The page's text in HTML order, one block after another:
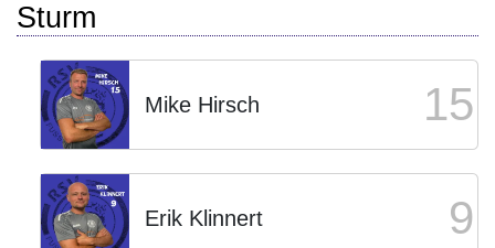
Sturm
Mike Hirsch 15
Erik Klinnert 9